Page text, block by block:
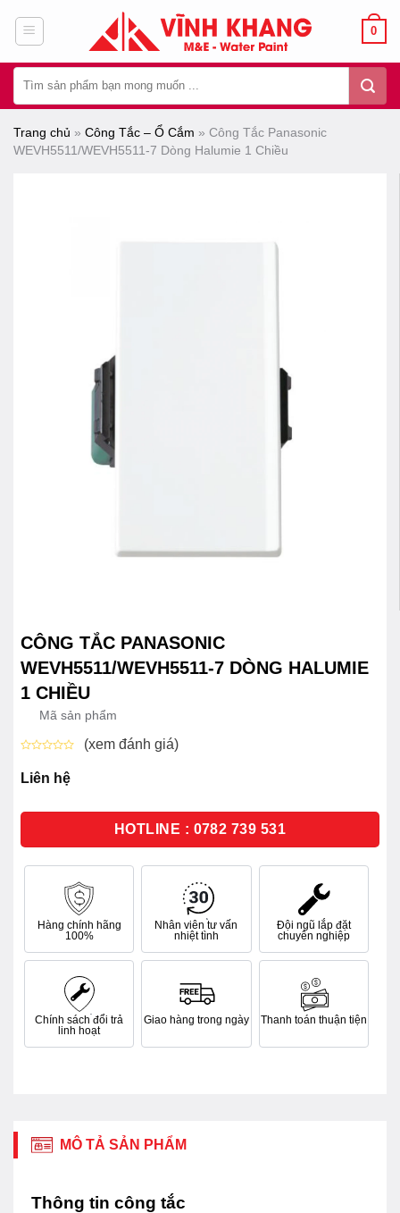
dung
0
kiếm:
Trang chủ » Công Tắc – Ổ Cắm » Công Tắc Panasonic
WEVH5511/WEVH5511-7 Dòng Halumie 1 Chiều
CÔNG TẮC PANASONIC
WEVH5511/WEVH5511-7 DÒNG HALUMIE
1 CHIỀU
Mã sản phẩm
xếp
hạng
sao
(xem đánh giá)
Liên hệ
HOTLINE : 0782 739 531
Hàng chính hãng
100%
Nhân viên tư vấn
nhiệt tình
Đội ngũ lắp đặt
chuyên nghiệp
Chính sách đổi trả
linh hoạt
Giao hàng trong ngày Thanh toán thuận tiện
MÔ TẢ SẢN PHẨM
Thông tin công tắc